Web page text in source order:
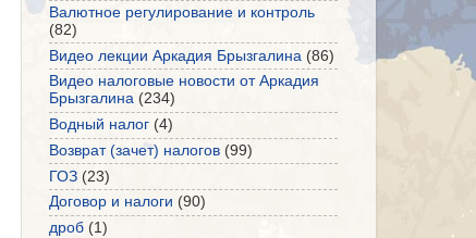
Валютное регулирование и контроль
(82)
Видео лекции Аркадия Брызгалина (86)
Видео налоговые новости от Аркадия
Брызгалина (234)
Водный налог (4)
Возврат (зачет) налогов (99)
ГОЗ (23)
Договор и налоги (90)
дроб (1)